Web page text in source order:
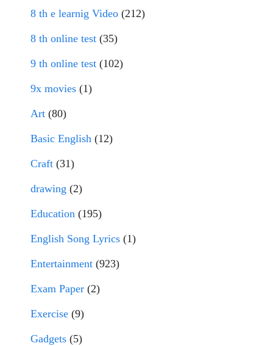
8 th e learnig Video (212)
8 th online test (35)
9 th online test (102)
9x movies (1)
Art (80)
Basic English (12)
Craft (31)
drawing (2)
Education (195)
English Song Lyrics (1)
Entertainment (923)
Exam Paper (2)
Exercise (9)
Gadgets (5)